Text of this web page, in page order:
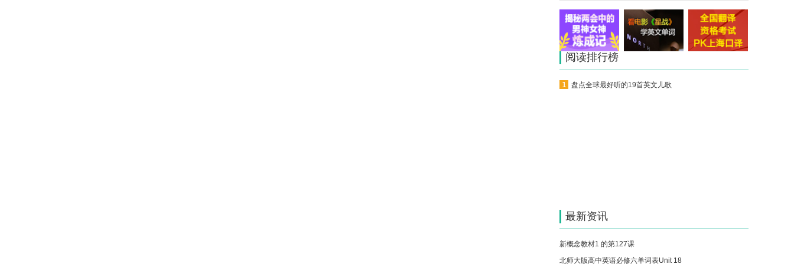
阅读排行榜
盘点全球最好听的19首英文儿歌
最新资讯
新概念教材1 的第127课
北师大版高中英语必修六单词表Unit 18